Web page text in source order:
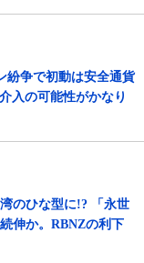
紛争で初動は安全通貨
入の可能性がかなり
のひな型に!? 「永世
伸か。RBNZの利下